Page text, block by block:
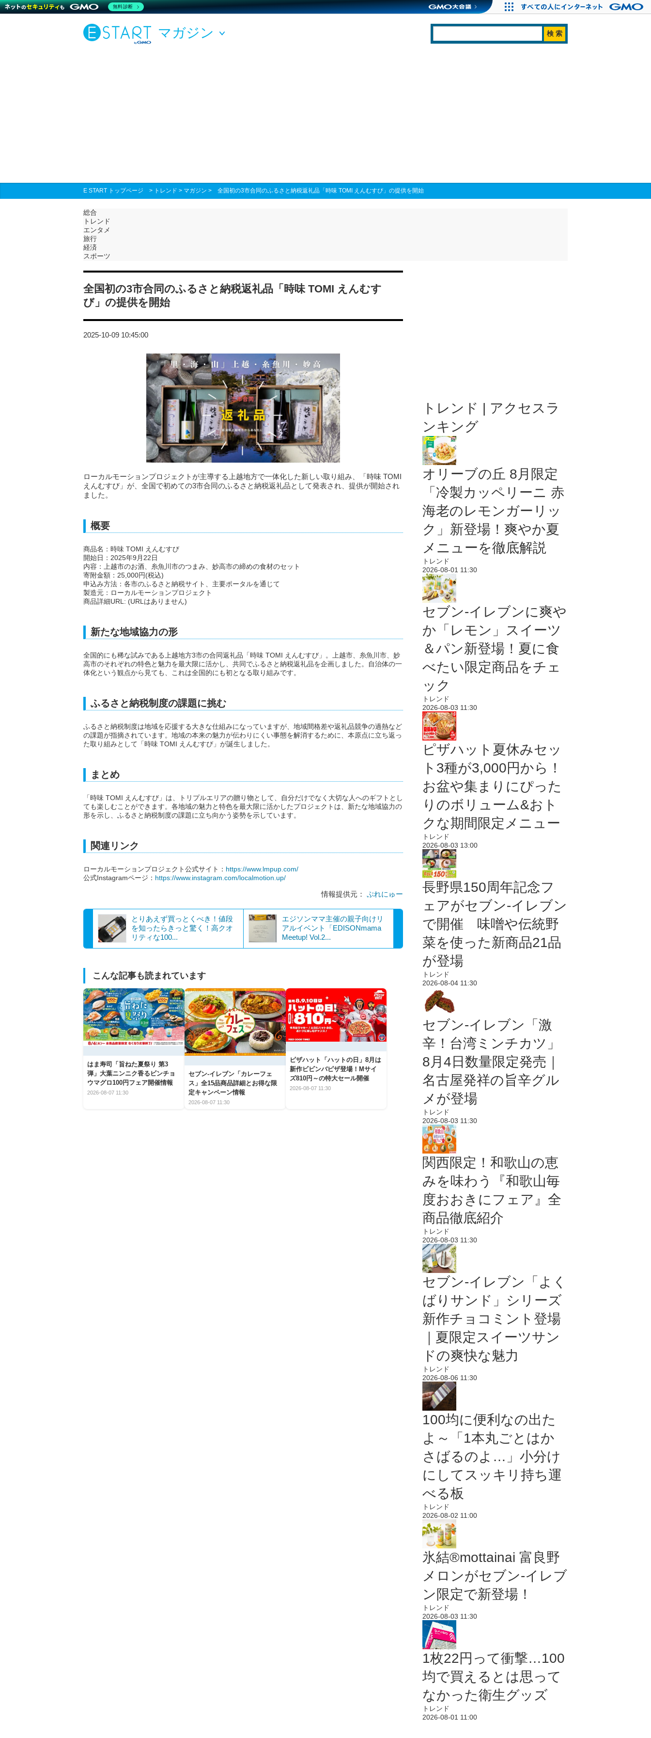
マガジン
E START トップページ > トレンド > マガジン > 全国初の3市合同のふるさと納税返礼品「時味 TOMI えんむすび」の提供を開始
総合
トレンド
エンタメ
旅行
経済
スポーツ
全国初の3市合同のふるさと納税返礼品「時味 TOMI えんむす
び」の提供を開始
2025-10-09 10:45:00
ローカルモーションプロジェクトが主導する上越地方で一体化した新しい取り組み、「時味 TOMI
えんむすび」が、全国で初めての3市合同のふるさと納税返礼品として発表され、提供が開始され
ました。
概要
商品名：時味 TOMI えんむすび
開始日：2025年9月22日
内容：上越市のお酒、糸魚川市のつまみ、妙高市の締めの食材のセット
寄附金額：25,000円(税込)
申込み方法：各市のふるさと納税サイト、主要ポータルを通じて
製造元：ローカルモーションプロジェクト
商品詳細URL: (URLはありません)
新たな地域協力の形
全国的にも稀な試みである上越地方3市の合同返礼品「時味 TOMI えんむすび」。上越市、糸魚川市、妙
高市のそれぞれの特色と魅力を最大限に活かし、共同でふるさと納税返礼品を企画しました。自治体の一
体化という観点から見ても、これは全国的にも初となる取り組みです。
ふるさと納税制度の課題に挑む
ふるさと納税制度は地域を応援する大きな仕組みになっていますが、地域間格差や返礼品競争の過熱など
の課題が指摘されています。地域の本来の魅力が伝わりにくい事態を解消するために、本原点に立ち返っ
た取り組みとして「時味 TOMI えんむすび」が誕生しました。
まとめ
「時味 TOMI えんむすび」は、トリプルエリアの贈り物として、自分だけでなく大切な人へのギフトとし
ても楽しむことができます。各地域の魅力と特色を最大限に活かしたプロジェクトは、新たな地域協力の
形を示し、ふるさと納税制度の課題に立ち向かう姿勢を示しています。
関連リンク
ローカルモーションプロジェクト公式サイト： https://www.lmpup.com/
公式Instagramページ： https://www.instagram.com/localmotion.up/
情報提供元： ぷれにゅー
とりあえず買っとくべき！値段
を知ったらきっと驚く！高クオ
リティな100...
エジソンママ主催の親子向けリ
アルイベント「EDISONmama
Meetup! Vol.2...
こんな記事も読まれています
はま寿司「旨ねた夏祭り 第3
弾」大葉ニンニク香るビンチョ
ウマグロ100円フェア開催情報
2026-08-07 11:30
セブン‐イレブン「カレーフェ
ス」全15品商品詳細とお得な限
定キャンペーン情報
2026-08-07 11:30
ピザハット「ハットの日」8月は
新作ビビンバピザ登場！Mサイ
ズ810円～の特大セール開催
2026-08-07 11:30
トレンド | アクセスラ
ンキング
オリーブの丘 8月限定
「冷製カッペリーニ 赤
海老のレモンガーリッ
ク」新登場！爽やか夏
メニューを徹底解説
トレンド
2026-08-01 11:30
セブン‐イレブンに爽や
か「レモン」スイーツ
＆パン新登場！夏に食
べたい限定商品をチェ
ック
トレンド
2026-08-03 11:30
ピザハット夏休みセッ
ト3種が3,000円から！
お盆や集まりにぴった
りのボリューム&おト
クな期間限定メニュー
トレンド
2026-08-03 13:00
長野県150周年記念フ
ェアがセブン-イレブン
で開催 味噌や伝統野
菜を使った新商品21品
が登場
トレンド
2026-08-04 11:30
セブン-イレブン「激
辛！台湾ミンチカツ」
8月4日数量限定発売｜
名古屋発祥の旨辛グル
メが登場
トレンド
2026-08-03 11:30
関西限定！和歌山の恵
みを味わう『和歌山毎
度おおきにフェア』全
商品徹底紹介
トレンド
2026-08-03 11:30
セブン‐イレブン「よく
ばりサンド」シリーズ
新作チョコミント登場
｜夏限定スイーツサン
ドの爽快な魅力
トレンド
2026-08-06 11:30
100均に便利なの出た
よ～「1本丸ごとはか
さばるのよ…」小分け
にしてスッキリ持ち運
べる板
トレンド
2026-08-02 11:00
氷結®mottainai 富良野
メロンがセブン‐イレブ
ン限定で新登場！
トレンド
2026-08-03 11:30
1枚22円って衝撃…100
均で買えるとは思って
なかった衛生グッズ
トレンド
2026-08-01 11:00
無料診断